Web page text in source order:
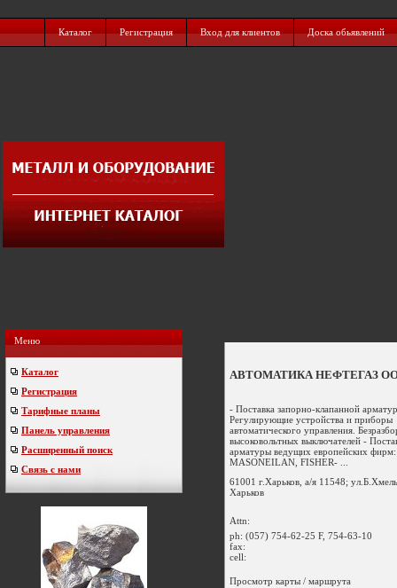
Каталог Регистрация Вход для клиентов Доска обьявлений
Меню
Каталог
Регистрация
Тарифные планы
Панель управления
Расширенный поиск
Связь с нами
АВТОМАТИКА НЕФТЕГАЗ
- Поставка запорно-клапанной
Регулирующие устройства и приборы
автоматического управления.
высоковольтных выключателей -
арматуры ведущих европейских фирм:
MASONEILAN, FISHER- ...
61001 г.Харьков, а/я 11548;
Харьков
Attn:
ph: (057) 754-62-25 F, 754-63-10
fax:
cell:
Просмотр карты / маршрута